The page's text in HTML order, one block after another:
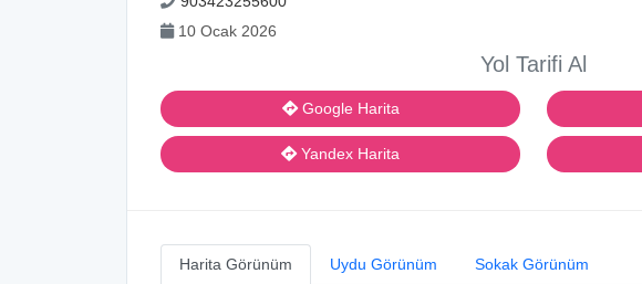
10 Ocak 2026
Yol Tarifi Al
Google Harita
Yandex Harita
Harita Görünüm Uydu Görünüm Sokak Görünüm